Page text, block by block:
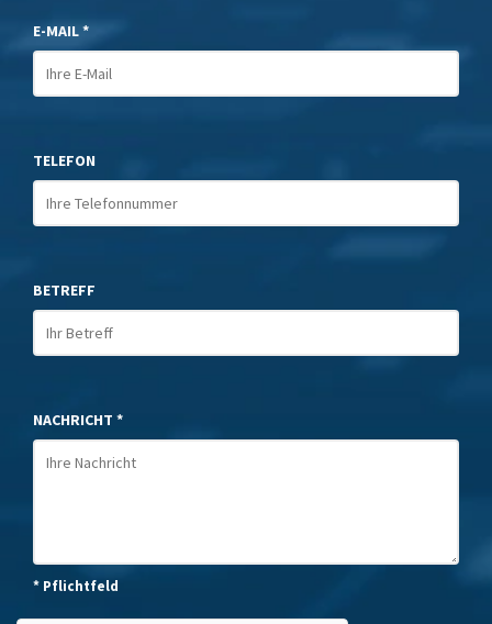
E-MAIL *
TELEFON
BETREFF
NACHRICHT *
* Pflichtfeld